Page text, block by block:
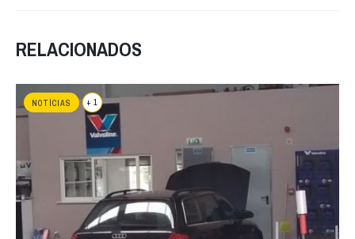
RELACIONADOS
NOTÍCIAS + 1